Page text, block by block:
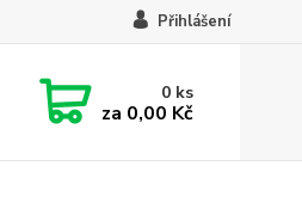
Přihlášení
0 ks
za 0,00 Kč